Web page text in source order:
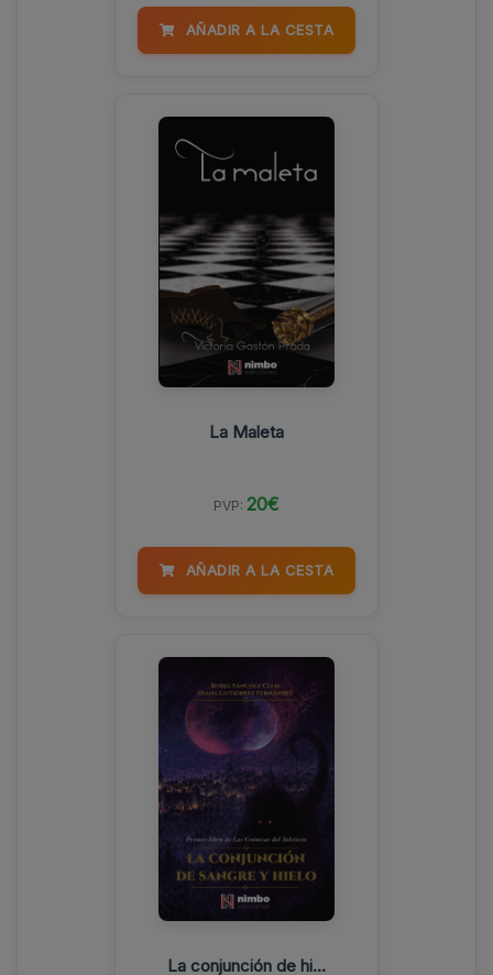
AÑADIR A LA CESTA
La Maleta
PVP: 20€
AÑADIR A LA CESTA
La conjunción de hi...